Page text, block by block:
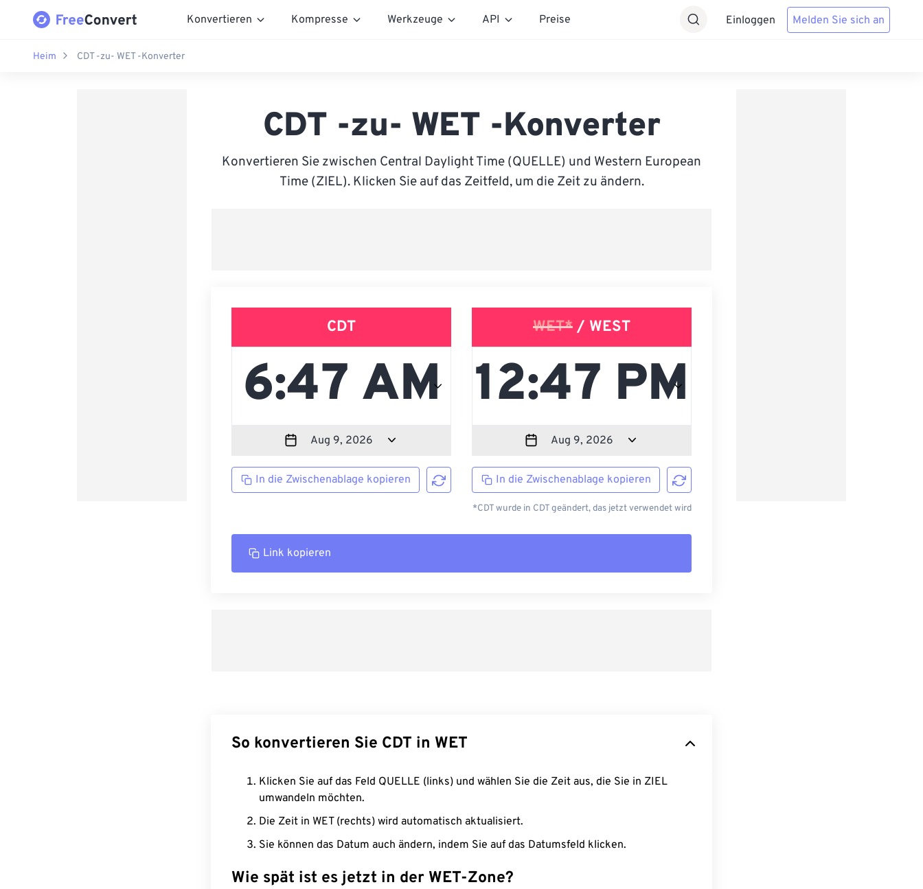
Konvertieren Kompresse Werkzeuge API Preise Einloggen Melden Sie sich an
Heim CDT -zu- WET -Konverter
CDT -zu- WET -Konverter
Konvertieren Sie zwischen Central Daylight Time (QUELLE) und Western European
Time (ZIEL). Klicken Sie auf das Zeitfeld, um die Zeit zu ändern.
CDT
In die Zwischenablage kopieren
WET* / WEST
In die Zwischenablage kopieren
*CDT wurde in CDT geändert, das jetzt verwendet wird
Link kopieren
So konvertieren Sie CDT in WET
Klicken Sie auf das Feld QUELLE (links) und wählen Sie die Zeit aus, die Sie in ZIEL
umwandeln möchten.
Die Zeit in WET (rechts) wird automatisch aktualisiert.
Sie können das Datum auch ändern, indem Sie auf das Datumsfeld klicken.
Wie spät ist es jetzt in der WET-Zone?